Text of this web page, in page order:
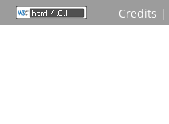
Credits |